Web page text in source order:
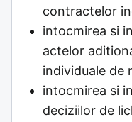
contractelor
intocmirea si
actelor
individuale de
intocmirea si
deciziilor de